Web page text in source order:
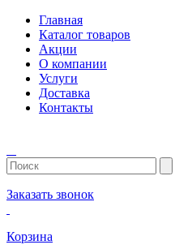
Главная
Каталог товаров
Акции
О компании
Услуги
Доставка
Контакты
Заказать звонок
Корзина